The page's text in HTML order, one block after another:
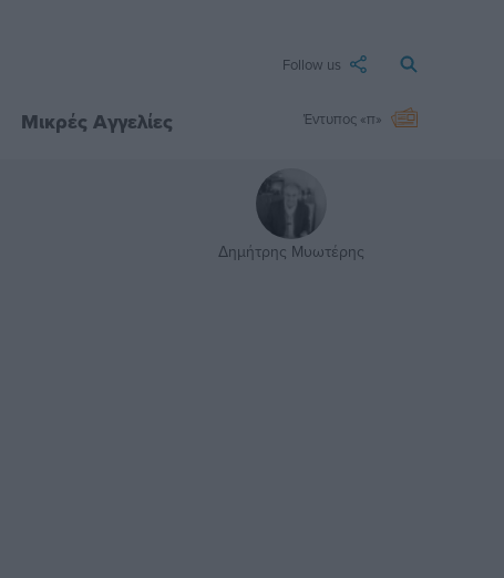
Follow us
Μικρές Αγγελίες Έντυπος «π»
Δημήτρης Μυωτέρης